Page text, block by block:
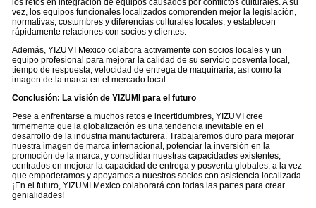
los retos en integración de equipos causados por conflictos culturales. A su
vez, los equipos funcionales localizados comprenden mejor la legislación,
normativas, costumbres y diferencias culturales locales, y establecen
rápidamente relaciones con socios y clientes.
Además, YIZUMI Mexico colabora activamente con socios locales y un
equipo profesional para mejorar la calidad de su servicio posventa local,
tiempo de respuesta, velocidad de entrega de maquinaria, así como la
imagen de la marca en el mercado local.
Conclusión: La visión de YIZUMI para el futuro
Pese a enfrentarse a muchos retos e incertidumbres, YIZUMI cree
firmemente que la globalización es una tendencia inevitable en el
desarrollo de la industria manufacturera. Trabajaremos duro para mejorar
nuestra imagen de marca internacional, potenciar la inversión en la
promoción de la marca, y consolidar nuestras capacidades existentes,
centrados en mejorar la capacidad de entrega y posventa globales, a la vez
que empoderamos y apoyamos a nuestros socios con asistencia localizada.
¡En el futuro, YIZUMI Mexico colaborará con todas las partes para crear
genialidades!